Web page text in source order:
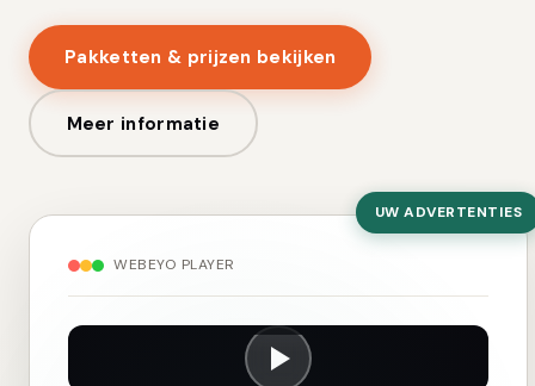
Pakketten & prijzen bekijken
Meer informatie
UW ADVERTENTIES
WEBEYO PLAYER